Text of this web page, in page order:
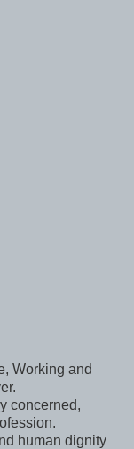
Working and
concerned,
human dignity